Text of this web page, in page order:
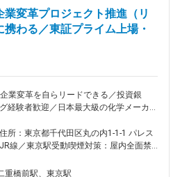
）まで推進します。 （5） 事業化検討
柔軟に設計） 共創から生まれたテーマ
存事業部への橋渡し、または共創推進起
ることも可能です。 ■就業環境：
均週2日） ・残業時間：20～30時間程
い領域を切り拓いてきたフェーズにあり
マーケティングコミュニケーション部署
成長戦略の最前線で、顧客起点の新規
し形にできる、大企業にいなが
稀少なポジションです。 ・顧客ニーズ
PoC・事業化シナリオ設計・パートナー
業変革プロジェクト推進（リ
わる／東証プライム上場・
企業変革を自らリードできる／投資銀
経験者歓迎／日本最大級の化学メーカー
おけるM&Aを含む各種トランスフォー
・推進を担当していただきます。 経営
上流の戦略議論から実行までを自ら主導
ポジションでご活躍いただきます。アド
所：東京都千代田区丸の内1-1-1 パレス
線／東京駅受動喫煙対策：屋内全面禁
重橋前駅、東京駅